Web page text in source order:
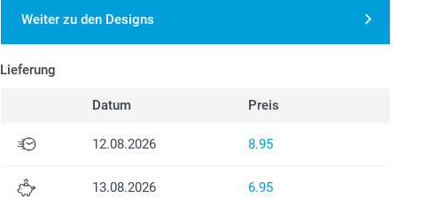
Weiter zu den Designs
Lieferung
Datum Preis
12.08.2026 8.95
13.08.2026 6.95